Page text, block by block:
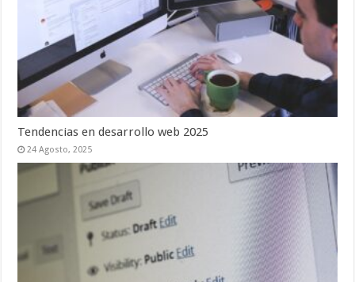
Tendencias en desarrollo web 2025
24 Agosto, 2025